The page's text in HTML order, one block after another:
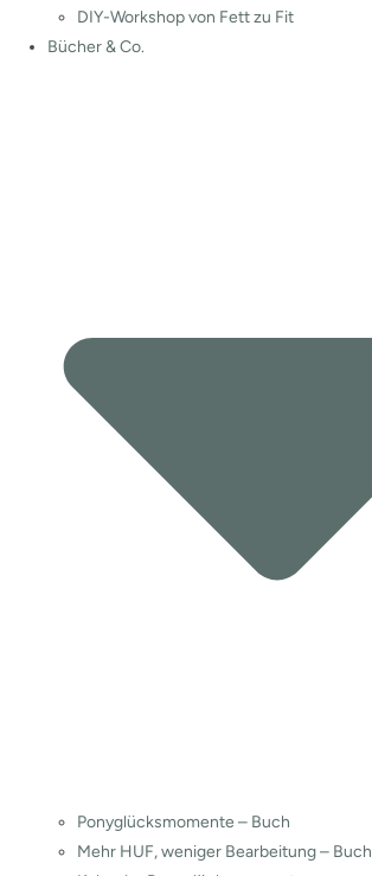
DIY-Workshop von Fett zu Fit
Bücher & Co.
Ponyglücksmomente – Buch
Mehr HUF, weniger Bearbeitung – Buch